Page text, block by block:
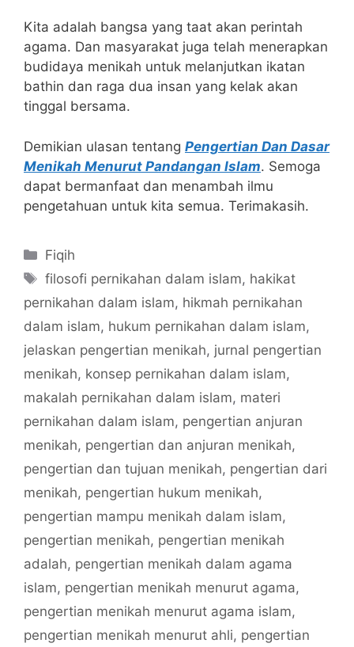
Kita adalah bangsa yang taat akan perintah
agama. Dan masyarakat juga telah menerapkan
budidaya menikah untuk melanjutkan ikatan
bathin dan raga dua insan yang kelak akan
tinggal bersama.
Demikian ulasan tentang Pengertian Dan Dasar
Menikah Menurut Pandangan Islam. Semoga
dapat bermanfaat dan menambah ilmu
pengetahuan untuk kita semua. Terimakasih.
Categories
Fiqih
Tags
filosofi pernikahan dalam islam, hakikat
pernikahan dalam islam, hikmah pernikahan
dalam islam, hukum pernikahan dalam islam,
jelaskan pengertian menikah, jurnal pengertian
menikah, konsep pernikahan dalam islam,
makalah pernikahan dalam islam, materi
pernikahan dalam islam, pengertian anjuran
menikah, pengertian dan anjuran menikah,
pengertian dan tujuan menikah, pengertian dari
menikah, pengertian hukum menikah,
pengertian mampu menikah dalam islam,
pengertian menikah, pengertian menikah
adalah, pengertian menikah dalam agama
islam, pengertian menikah menurut agama,
pengertian menikah menurut agama islam,
pengertian menikah menurut ahli, pengertian